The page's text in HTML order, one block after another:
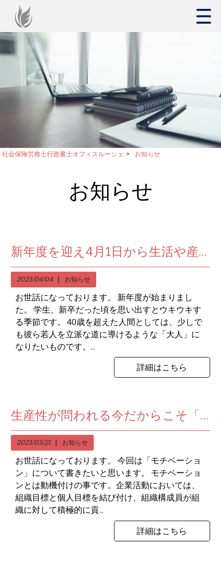
社会保険労務士行政書士オフィスルーシェ > お知らせ
お知らせ
新年度を迎え4月1日から生活や産業を支える制度が変化しております。
2023/04/04 お知らせ
お世話になっております。 新年度が始まりまし
た。 学生、新卒だった頃を思い出すとウキウキす
る季節です。 40歳を超えた人間としては、少しで
も彼ら若人を立派な道に導けるような「大人」に
なりたいものです。...
詳細はこちら
生産性が問われる今だからこそ「モチベーション」について考えよう！
2023/03/21 お知らせ
お世話になっております。 今回は「モチベーショ
ン」について書きたいと思います。 モチベーショ
ンとは動機付けの事です。企業活動においては、
組織目標と個人目標を結び付け、組織構成員が組
織に対して積極的に貢...
詳細はこちら